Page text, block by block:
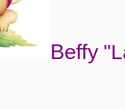
Beffy